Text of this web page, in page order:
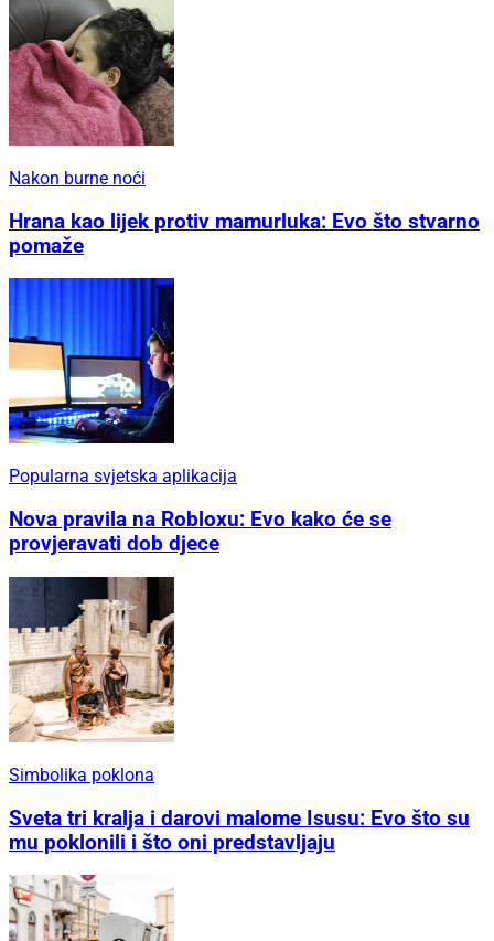
Nakon burne noći
Hrana kao lijek protiv mamurluka: Evo što stvarno
pomaže
Popularna svjetska aplikacija
Nova pravila na Robloxu: Evo kako će se
provjeravati dob djece
Simbolika poklona
Sveta tri kralja i darovi malome Isusu: Evo što su
mu poklonili i što oni predstavljaju